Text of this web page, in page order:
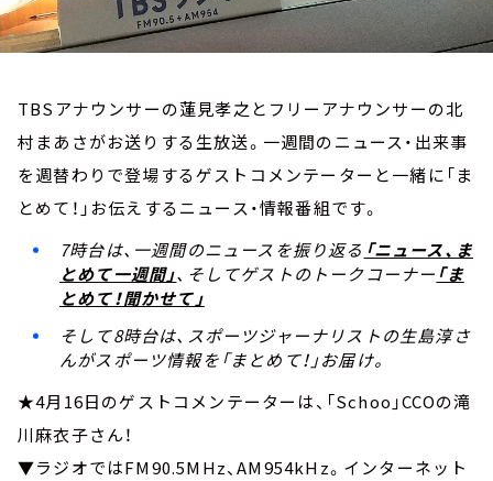
TBSアナウンサーの蓮見孝之とフリーアナウンサーの北
村まあさがお送りする生放送。一週間のニュース・出来事
を週替わりで登場するゲストコメンテーターと一緒に「ま
とめて！」お伝えするニュース・情報番組です。
7時台は、一週間のニュースを振り返る 「ニュース、ま
とめて一週間」、そしてゲストのトークコーナー 「ま
とめて！聞かせて」
そして8時台は、スポーツジャーナリストの生島淳さ
んがスポーツ情報を「まとめて！」お届け。
★4月16日のゲストコメンテーターは、「Schoo」CCOの滝
川麻衣子さん！
▼ラジオではFM90.5MHz、AM954kHz。インターネット